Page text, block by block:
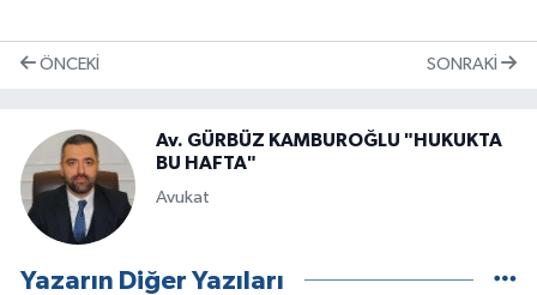
ÖNCEKI SONRAKI
Av. GÜRBÜZ KAMBUROĞLU "HUKUKTA
BU HAFTA"
Avukat
Yazarın Diğer Yazıları